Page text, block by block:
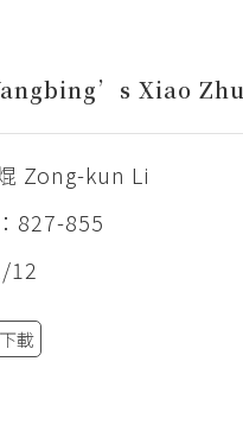
Xiao
Zong-kun Li
827-855
12
載